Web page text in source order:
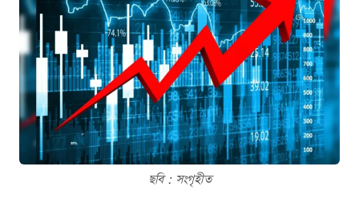
ছবি : সংগৃহীত